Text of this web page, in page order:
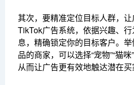
其次，要精准定位目标人群，
TikTok广告系统，依据兴趣、
息，精确锁定你的目标客户。
品的商家，可以选择“宠物”“猫咪
从而让广告更有效地触达潜在买